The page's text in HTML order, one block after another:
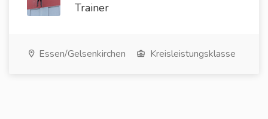
Trainer
Essen/Gelsenkirchen Kreisleistungsklasse